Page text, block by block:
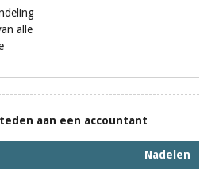
alle
aan een accountant
Nadelen